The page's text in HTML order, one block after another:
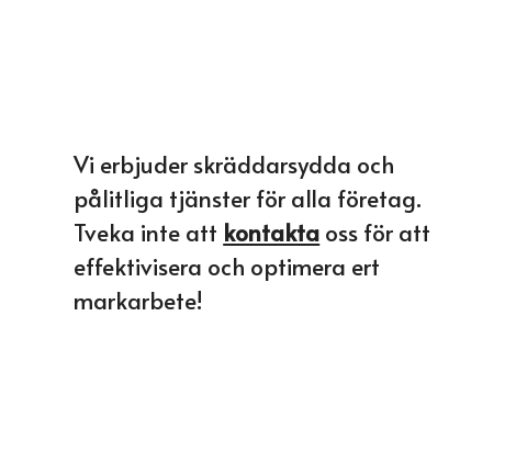
Vi erbjuder skräddarsydda och
pålitliga tjänster för alla företag.
Tveka inte att kontakta oss för att
effektivisera och optimera ert
markarbete!